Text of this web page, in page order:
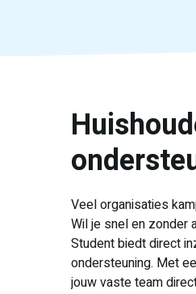
Veel organisaties
Wil je snel en zonder
Student biedt direct
ondersteuning. Met
jouw vaste team